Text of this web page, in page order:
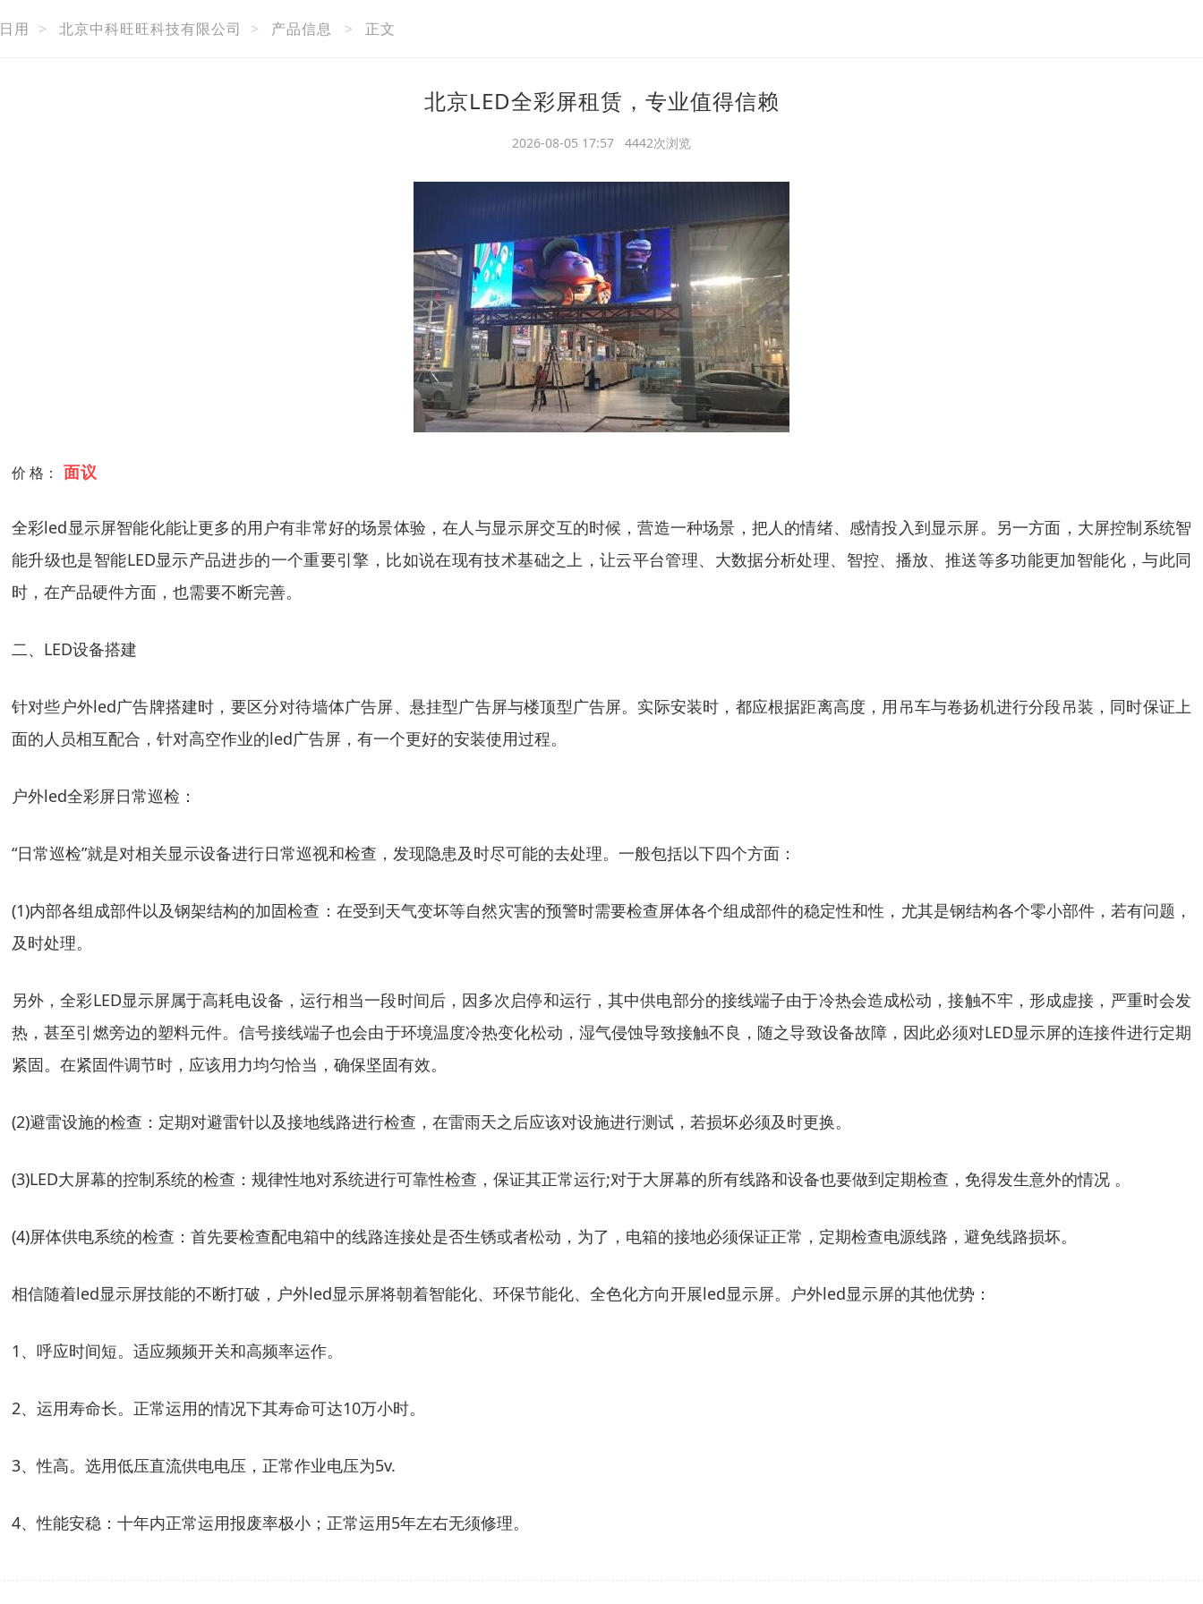
用 > 北京中科旺旺科技有限公司 > 产品信息 > 正文
北京LED全彩屏租赁，专业值得信赖
2026-08-05 17:57 4442次浏览
价 格： 面议
全彩led显示屏智能化能让更多的用户有非常好的场景体验，在人与显示屏交互的时候，营造一种场景，把人的情绪、感情投入到显示屏。另一方面，大屏控制系统智
能升级也是智能LED显示产品进步的一个重要引擎，比如说在现有技术基础之上，让云平台管理、大数据分析处理、智控、播放、推送等多功能更加智能化，与此同
时，在产品硬件方面，也需要不断完善。
二、LED设备搭建
针对些户外led广告牌搭建时，要区分对待墙体广告屏、悬挂型广告屏与楼顶型广告屏。实际安装时，都应根据距离高度，用吊车与卷扬机进行分段吊装，同时保证上
面的人员相互配合，针对高空作业的led广告屏，有一个更好的安装使用过程。
户外led全彩屏日常巡检：
“日常巡检”就是对相关显示设备进行日常巡视和检查，发现隐患及时尽可能的去处理。一般包括以下四个方面：
(1)内部各组成部件以及钢架结构的加固检查：在受到天气变坏等自然灾害的预警时需要检查屏体各个组成部件的稳定性和性，尤其是钢结构各个零小部件，若有问题，
及时处理。
另外，全彩LED显示屏属于高耗电设备，运行相当一段时间后，因多次启停和运行，其中供电部分的接线端子由于冷热会造成松动，接触不牢，形成虚接，严重时会发
热，甚至引燃旁边的塑料元件。信号接线端子也会由于环境温度冷热变化松动，湿气侵蚀导致接触不良，随之导致设备故障，因此必须对LED显示屏的连接件进行定期
紧固。在紧固件调节时，应该用力均匀恰当，确保坚固有效。
(2)避雷设施的检查：定期对避雷针以及接地线路进行检查，在雷雨天之后应该对设施进行测试，若损坏必须及时更换。
(3)LED大屏幕的控制系统的检查：规律性地对系统进行可靠性检查，保证其正常运行;对于大屏幕的所有线路和设备也要做到定期检查，免得发生意外的情况 。
(4)屏体供电系统的检查：首先要检查配电箱中的线路连接处是否生锈或者松动，为了，电箱的接地必须保证正常，定期检查电源线路，避免线路损坏。
相信随着led显示屏技能的不断打破，户外led显示屏将朝着智能化、环保节能化、全色化方向开展led显示屏。户外led显示屏的其他优势：
1、呼应时间短。适应频频开关和高频率运作。
2、运用寿命长。正常运用的情况下其寿命可达10万小时。
3、性高。选用低压直流供电电压，正常作业电压为5v.
4、性能安稳：十年内正常运用报废率极小；正常运用5年左右无须修理。